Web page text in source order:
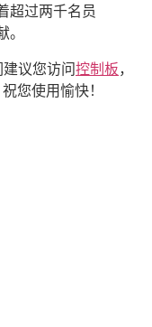
超过两千名员
议您访问控制板，
您使用愉快！